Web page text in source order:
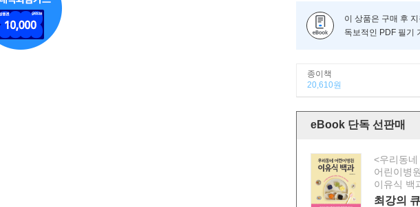
이 상품은 구매 후
독보적인 PDF 필기
종이책
20,610원
eBook 단독 선판매
<우리동네
어린이병원
이유식 백
최강의